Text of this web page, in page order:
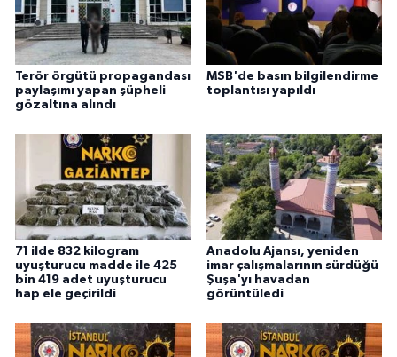
Terör örgütü propagandası
paylaşımı yapan şüpheli
gözaltına alındı
MSB'de basın bilgilendirme
toplantısı yapıldı
71 ilde 832 kilogram
uyuşturucu madde ile 425
bin 419 adet uyuşturucu
hap ele geçirildi
Anadolu Ajansı, yeniden
imar çalışmalarının sürdüğü
Şuşa'yı havadan
görüntüledi